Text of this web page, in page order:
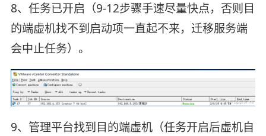
8、任务已开启（9-12步骤手速尽量快点，否则目
的端虚机找不到启动项一直起不来，迁移服务端
会中止任务）。
9、管理平台找到目的端虚机（任务开启后虚机自